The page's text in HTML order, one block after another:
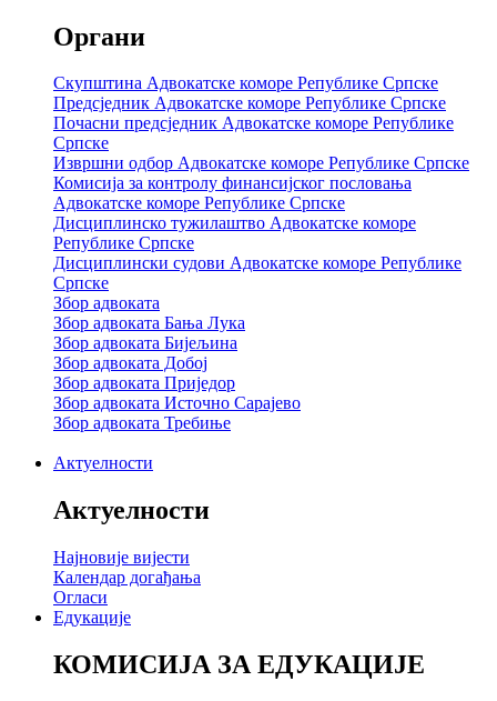
Органи
Скупштина Адвокатске коморе Републике Српске
Предсједник Адвокатске коморе Републике Српске
Почасни предсједник Адвокатске коморе Републике
Српске
Извршни одбор Адвокатске коморе Републике Српске
Комисија за контролу финансијског пословања
Адвокатске коморе Републике Српске
Дисциплинско тужилаштво Адвокатске коморе
Републике Српске
Дисциплински судови Адвокатске коморе Републике
Српске
Збор адвоката
Збор адвоката Бања Лука
Збор адвоката Бијељина
Збор адвоката Добој
Збор адвоката Приједор
Збор адвоката Источно Сарајево
Збор адвоката Требиње
Актуелности
Актуелности
Најновије вијести
Календар догађања
Огласи
Едукације
КОМИСИЈА ЗА ЕДУКАЦИЈЕ